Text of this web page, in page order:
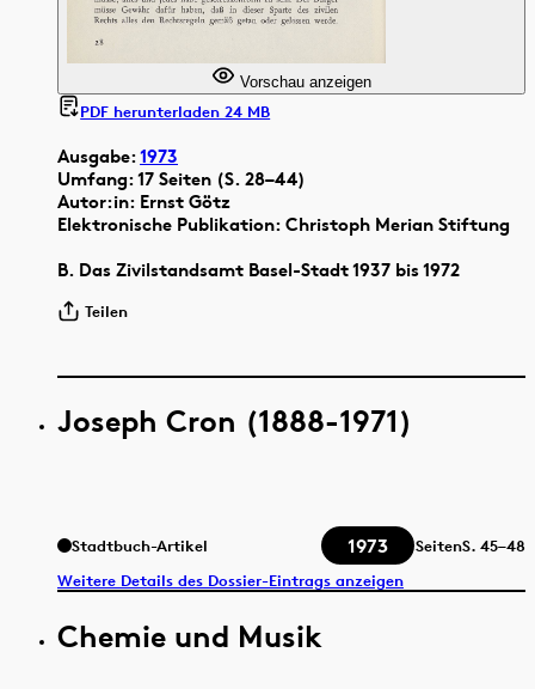
Ausgabe:1973
Umfang: 17 Seiten (S. 28–44)
Autor:in: Ernst Götz
Elektronische Publikation: Christoph Merian Stiftung
B. Das Zivilstandsamt Basel-Stadt 1937 bis 1972
Teilen
Vorschau anzeigen
PDF herunterladen 24 MB
Joseph Cron (1888-1971)
Stadtbuch-Artikel 1973 SeitenS. 45–48
Weitere Details des Dossier-Eintrags anzeigen
Chemie und Musik